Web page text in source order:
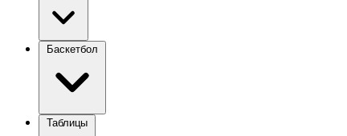
Баскетбол
Таблицы